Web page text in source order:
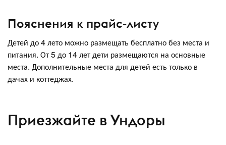
Пояснения к прайс-листу
Детей до 4 лето можно размещать бесплатно без места и
питания. От 5 до 14 лет дети размещаются на основные
места. Дополнительные места для детей есть только в
дачах и коттеджах.
Приезжайте в Ундоры